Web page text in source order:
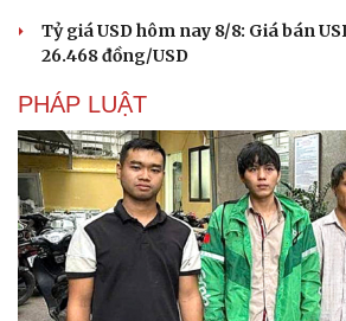
Tỷ giá USD hôm nay 8/8: Giá bán
26.468 đồng/USD
PHÁP LUẬT